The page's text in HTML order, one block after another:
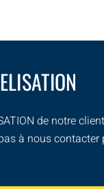
de notre
à nous